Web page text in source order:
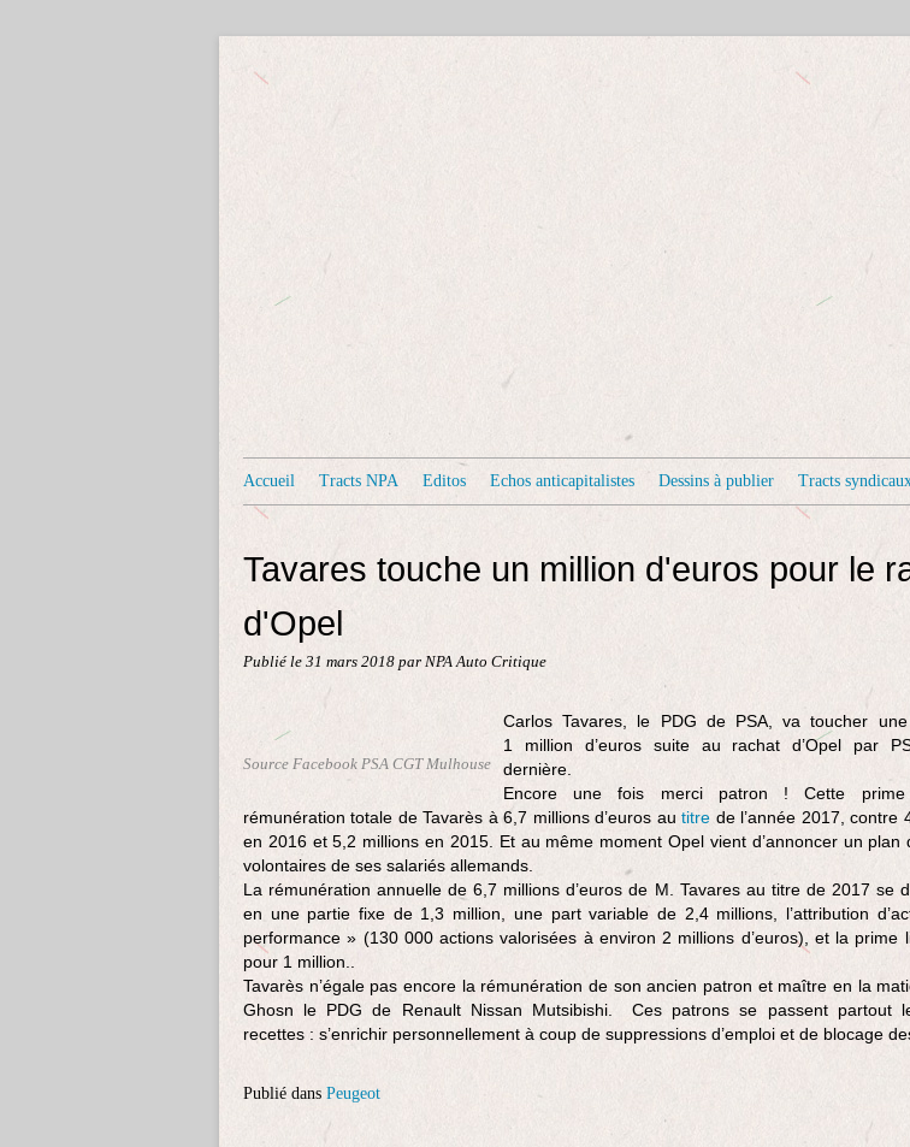
Accueil Tracts NPA Editos Echos anticapitalistes Dessins à publier Tracts
Tavares touche un million d'euros pour le
d'Opel
Publié le 31 mars 2018 par NPA Auto Critique
Source Facebook PSA CGT Mulhouse
Carlos Tavares, le PDG de PSA, va toucher
1 million d’euros suite au rachat d’Opel par
dernière.
Encore une fois merci patron ! Cette prime
rémunération totale de Tavarès à 6,7 millions d’euros autitre de l’année 2017, contre
en 2016 et 5,2 millions en 2015. Et au même moment Opel vient d’annoncer un plan
volontaires de ses salariés allemands.
La rémunération annuelle de 6,7 millions d’euros de M. Tavares au titre de 2017 se
en une partie fixe de 1,3 million, une part variable de 2,4 millions, l’attribution
performance » (130 000 actions valorisées à environ 2 millions d’euros), et la prime
pour 1 million..
Tavarès n’égale pas encore la rémunération de son ancien patron et maître en la
Ghosn le PDG de Renault Nissan Mutsibishi. Ces patrons se passent partout
recettes : s’enrichir personnellement à coup de suppressions d’emploi et de blocage
Publié dans Peugeot